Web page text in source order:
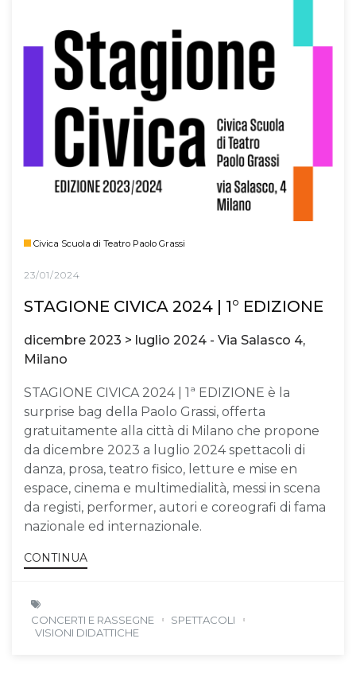
Civica Scuola di Teatro Paolo Grassi
23/01/2024
STAGIONE CIVICA 2024 | 1° EDIZIONE
dicembre 2023 > luglio 2024 - Via Salasco 4,
Milano
STAGIONE CIVICA 2024 | 1ª EDIZIONE è la
surprise bag della Paolo Grassi, offerta
gratuitamente alla città di Milano che propone
da dicembre 2023 a luglio 2024 spettacoli di
danza, prosa, teatro fisico, letture e mise en
espace, cinema e multimedialità, messi in scena
da registi, performer, autori e coreografi di fama
nazionale ed internazionale.
CONTINUA
CONCERTI E RASSEGNE
SPETTACOLI
VISIONI DIDATTICHE